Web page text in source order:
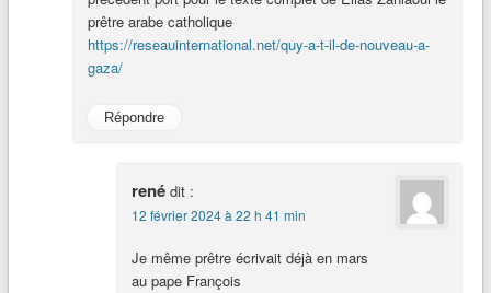
prêtre arabe catholique
https://reseauinternational.net/quy-a-t-il-de-nouveau-a-
gaza/
Répondre
rené dit :
12 février 2024 à 22 h 41 min
Je même prêtre écrivait déjà en mars
au pape François